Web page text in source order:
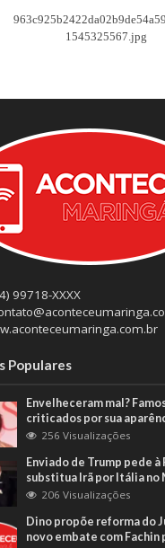
99718-XXXX
Populares
Envelheceram mal?
criticados por sua
256 Visualizações
Enviado de Trump pede à
substitua Irã por Itália no
206 Visualizações
Dino propõe reforma do
novo embate com Fachin